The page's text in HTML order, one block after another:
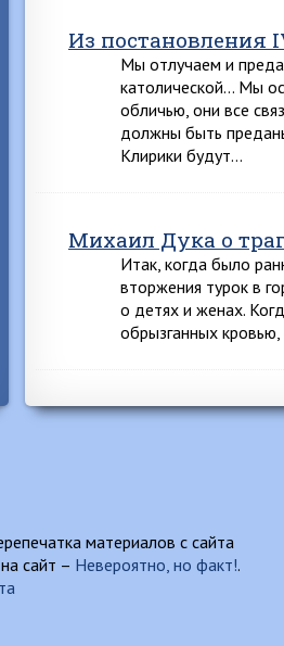
Из постановления
Мы отлучаем и
католической… Мы
обличью, они все
должны быть
Клирики будут…
Михаил Дука о
Итак, когда было
вторжения турок в
о детях и женах.
обрызганных
материалов с сайта
сайт – Невероятно, но факт!.